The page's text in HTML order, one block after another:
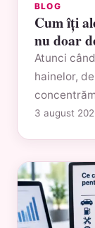
BLOG
Cum îți
nu doar
Atunci
hainelor,
3 august